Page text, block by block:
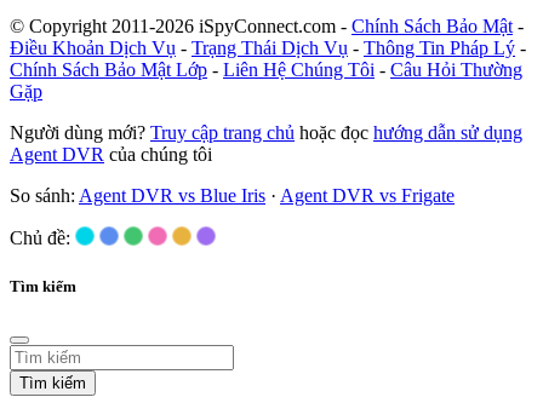
© Copyright 2011-2026 iSpyConnect.com - Chính Sách Bảo Mật -
Điều Khoản Dịch Vụ - Trạng Thái Dịch Vụ - Thông Tin Pháp Lý -
Chính Sách Bảo Mật Lớp - Liên Hệ Chúng Tôi - Câu Hỏi Thường
Gặp
Người dùng mới? Truy cập trang chủ hoặc đọc hướng dẫn sử dụng
Agent DVR của chúng tôi
So sánh: Agent DVR vs Blue Iris · Agent DVR vs Frigate
Chủ đề:
Tìm kiếm
Tìm kiếm